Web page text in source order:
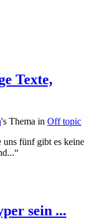
Texte,
's Thema in Off topic
uns fünf gibt es keine
sein ...